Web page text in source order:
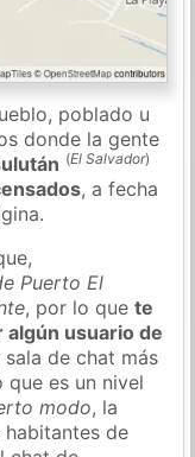
poblado u
donde la gente
(El Salvador)
, a fecha
Puerto El
, por lo quete
usuario de
de chat más
es un nivel
modo, la
de